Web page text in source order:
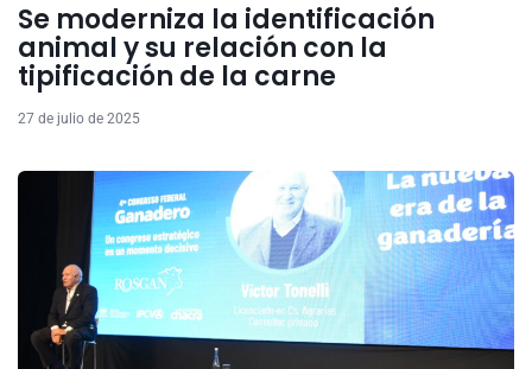
Se moderniza la identificación
animal y su relación con la
tipificación de la carne
27 de julio de 2025